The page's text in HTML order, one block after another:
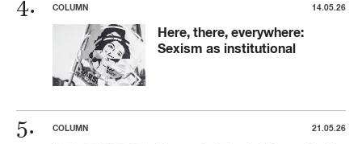
COLUMN 14.05.26
Here, there, everywhere:
Sexism as institutional
COLUMN 21.05.26